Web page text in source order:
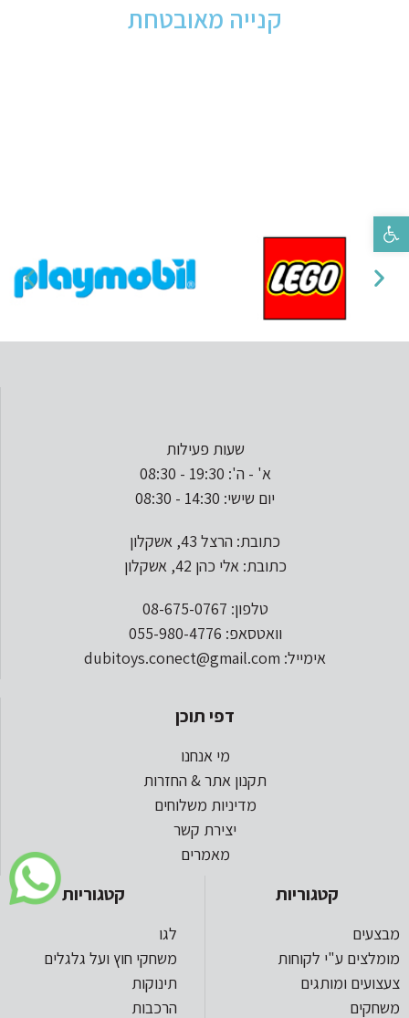
פתח סרגל נגישות
קנייה מאובטחת
שעות פעילות
א' - ה': 19:30 - 08:30
יום שישי: 14:30 - 08:30
כתובת: הרצל 43, אשקלון
כתובת: אלי כהן 42, אשקלון
טלפון: 08-675-0767
וואטסאפ: 055-980-4776
אימייל: dubitoys.conect@gmail.com
דפי תוכן
מי אנחנו
תקנון אתר & החזרות
מדיניות משלוחים
יצירת קשר
מאמרים
קטגוריות
מבצעים
מומלצים ע"י לקוחות
צעצועים ומותגים
משחקים
קטגוריות
לגו
משחקי חוץ ועל גלגלים
תינוקות
הרכבות